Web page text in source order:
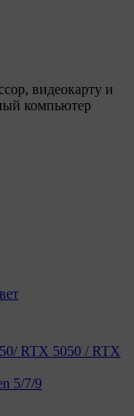
видеокарту и
компьютер
RTX 5050 / RTX
5/7/9